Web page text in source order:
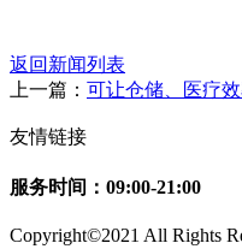
返回新闻列表
上一篇： 可让仓储、医疗
友情链接
服务时间：09:00-21:00
Copyright©2021 All Rights